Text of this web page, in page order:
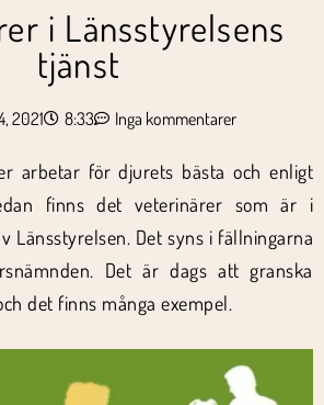
i Länsstyrelsens
tjänst
2021 8:33 Inga kommentarer
arbetar för djurets bästa och enligt
finns det veterinärer som är i
Länsstyrelsen. Det syns i fällningarna
Det är dags att granska
det finns många exempel.